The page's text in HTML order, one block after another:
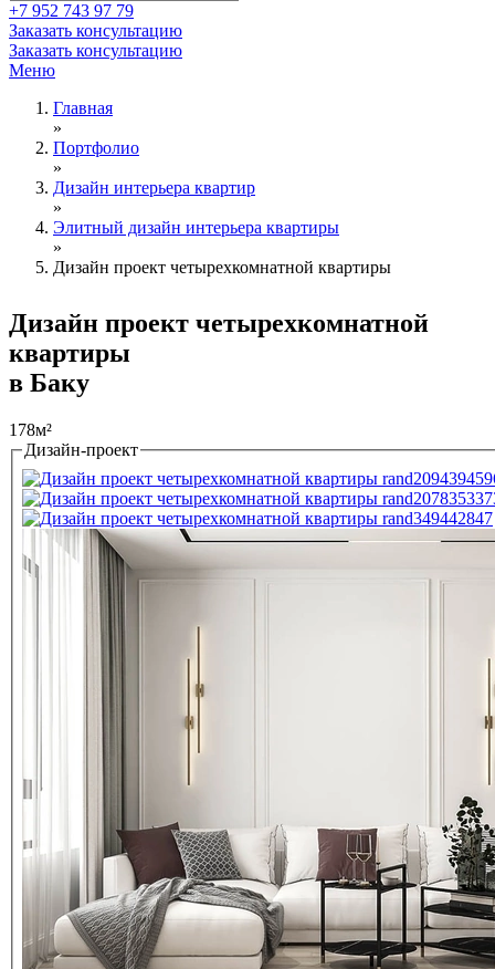
+7 952 743 97 79
Заказать консультацию
Заказать консультацию
Меню
Главная
»
Портфолио
»
Дизайн интерьера квартир
»
Элитный дизайн интерьера квартиры
»
Дизайн проект четырехкомнатной квартиры
Дизайн проект четырехкомнатной
квартиры
в Баку
178м²
Tabs
Дизайн-проект